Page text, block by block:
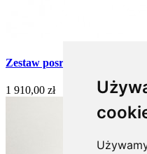
Zestaw posrebrzanych
1 910,00 zł